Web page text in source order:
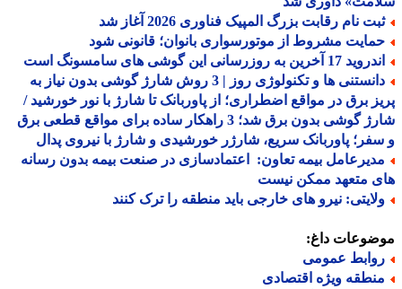
نام رقابت بزرگ المپیک فناوری 2026 آغاز شد
مشروط از موتورسواری بانوان؛ قانونی شود
آخرین به روزرسانی این گوشی های سامسونگ است
دانستنی ها و تکنولوژی روز | 3 روش شارژ گوشی بدون نیاز به
برق در مواقع اضطراری؛ از پاوربانک تا شارژ با نور خورشید /
شارژ گوشی بدون برق شد؛ 3 راهکار ساده برای مواقع قطعی برق
پاوربانک سریع، شارژر خورشیدی و شارژ با نیروی پدال
بیمه تعاون: اعتمادسازی در صنعت بیمه بدون رسانه
متعهد ممکن نیست
نیرو های خارجی باید منطقه را ترک کنند
داغ:
عمومی
ویژه اقتصادی